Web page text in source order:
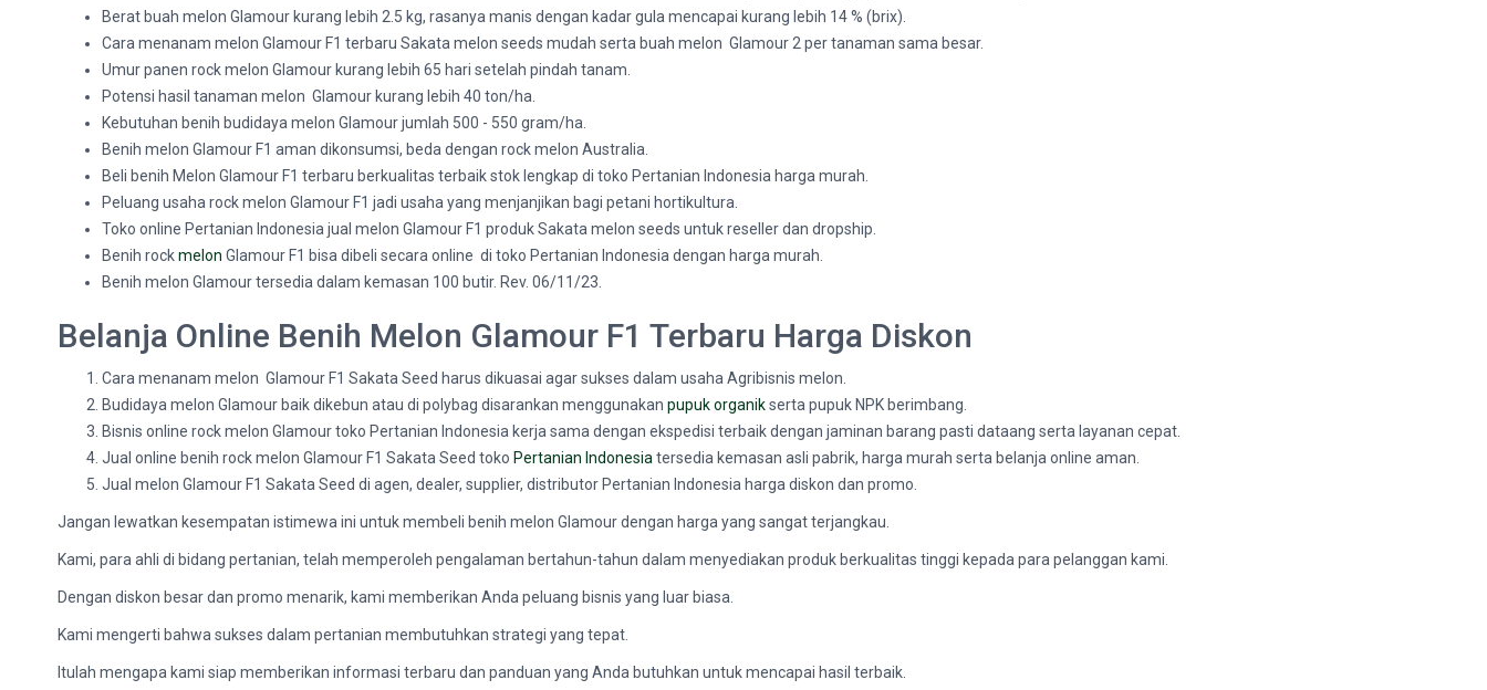
Berat buah melon Glamour kurang lebih 2.5 kg, rasanya manis dengan kadar gula mencapai kurang lebih 14 % (brix).
Cara menanam melon Glamour F1 terbaru Sakata melon seeds mudah serta buah melon Glamour 2 per tanaman sama besar.
Umur panen rock melon Glamour kurang lebih 65 hari setelah pindah tanam.
Potensi hasil tanaman melon Glamour kurang lebih 40 ton/ha.
Kebutuhan benih budidaya melon Glamour jumlah 500 - 550 gram/ha.
Benih melon Glamour F1 aman dikonsumsi, beda dengan rock melon Australia.
Beli benih Melon Glamour F1 terbaru berkualitas terbaik stok lengkap di toko Pertanian Indonesia harga murah.
Peluang usaha rock melon Glamour F1 jadi usaha yang menjanjikan bagi petani hortikultura.
Toko online Pertanian Indonesia jual melon Glamour F1 produk Sakata melon seeds untuk reseller dan dropship.
Benih rockmelon Glamour F1 bisa dibeli secara online di toko Pertanian Indonesia dengan harga murah.
Benih melon Glamour tersedia dalam kemasan 100 butir. Rev. 06/11/23.
Belanja Online Benih Melon Glamour F1 Terbaru Harga Diskon
Cara menanam melon Glamour F1 Sakata Seed harus dikuasai agar sukses dalam usaha Agribisnis melon.
Budidaya melon Glamour baik dikebun atau di polybag disarankan menggunakan pupuk organikserta pupuk NPK berimbang.
Bisnis online rock melon Glamour toko Pertanian Indonesia kerja sama dengan ekspedisi terbaik dengan jaminan barang pasti dataang serta layanan cepat.
Jual online benih rock melon Glamour F1 Sakata Seed toko Pertanian Indonesia tersedia kemasan asli pabrik, harga murah serta belanja online aman.
Jual melon Glamour F1 Sakata Seed di agen, dealer, supplier, distributor Pertanian Indonesia harga diskon dan promo.
Jangan lewatkan kesempatan istimewa ini untuk membeli benih melon Glamour dengan harga yang sangat terjangkau.
Kami, para ahli di bidang pertanian, telah memperoleh pengalaman bertahun-tahun dalam menyediakan produk berkualitas tinggi kepada para pelanggan kami.
Dengan diskon besar dan promo menarik, kami memberikan Anda peluang bisnis yang luar biasa.
Kami mengerti bahwa sukses dalam pertanian membutuhkan strategi yang tepat.
Itulah mengapa kami siap memberikan informasi terbaru dan panduan yang Anda butuhkan untuk mencapai hasil terbaik.